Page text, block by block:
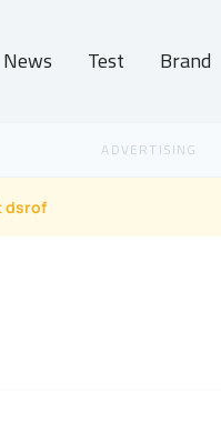
News Test Brand
dsrof